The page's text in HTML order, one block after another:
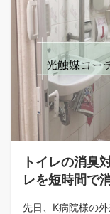
トイレの消臭
レを短時間で
先日、K病院様の